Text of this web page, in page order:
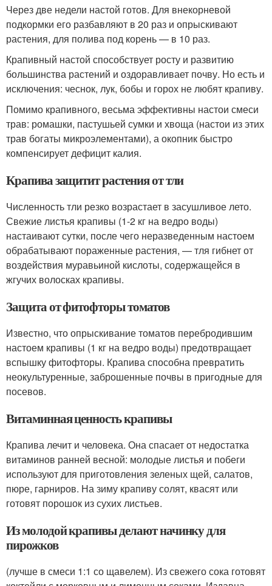
Через две недели настой готов. Для внекорневой
подкормки его разбавляют в 20 раз и опрыскивают
растения, для полива под корень — в 10 раз.
Крапивный настой способствует росту и развитию
большинства растений и оздоравливает почву. Но есть и
исключения: чеснок, лук, бобы и горох не любят крапиву.
Помимо крапивного, весьма эффективны настои смеси
трав: ромашки, пастушьей сумки и хвоща (настои из этих
трав богаты микроэлементами), а окопник быстро
компенсирует дефицит калия.
Крапива защитит растения от тли
Численность тли резко возрастает в засушливое лето.
Свежие листья крапивы (1-2 кг на ведро воды)
настаивают сутки, после чего неразведенным настоем
обрабатывают пораженные растения, — тля гибнет от
воздействия муравьиной кислоты, содержащейся в
жгучих волосках крапивы.
Защита от фитофторы томатов
Известно, что опрыскивание томатов перебродившим
настоем крапивы (1 кг на ведро воды) предотвращает
вспышку фитофторы. Крапива способна превратить
неокультуренные, заброшенные почвы в пригодные для
посевов.
Витаминная ценность крапивы
Крапива лечит и человека. Она спасает от недостатка
витаминов ранней весной: молодые листья и побеги
используют для приготовления зеленых щей, салатов,
пюре, гарниров. На зиму крапиву солят, квасят или
готовят порошок из сухих листьев.
Из молодой крапивы делают начинку для
пирожков
(лучше в смеси 1:1 со щавелем). Из свежего сока готовят